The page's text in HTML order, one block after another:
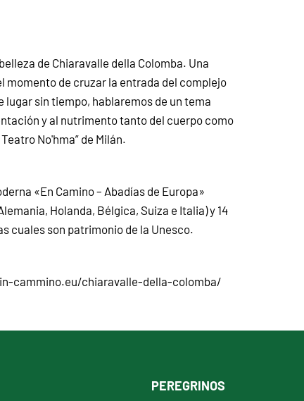
de Chiaravalle della Colomba. Una
momento de cruzar la entrada del complejo
sin tiempo, hablaremos de un tema
y al nutrimento tanto del cuerpo como
No'hma” de Milán.
«En Camino – Abadías de Europa»
Holanda, Bélgica, Suiza e Italia) y 14
cuales son patrimonio de la Unesco.
cammino.eu/chiaravalle-della-colomba/
PEREGRINOS